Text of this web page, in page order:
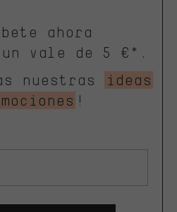
ahora
vale de 5 €*.
nuestras
ideas
!